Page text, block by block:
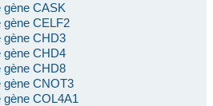
gène CASK
gène CELF2
gène CHD3
gène CHD4
gène CHD8
gène CNOT3
COL4A1